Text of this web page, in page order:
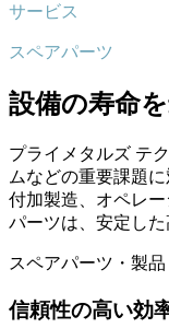
サービス
スペアパーツ
設備の寿命
プライメタルズ テ
ムなどの重要課題
付加製造、オペレ
パーツは、安定した
スペアパーツ・製品
信頼性の高い効